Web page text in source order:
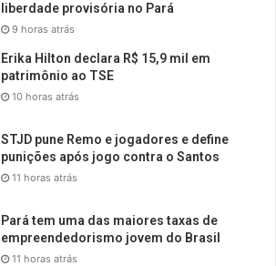
liberdade provisória no Pará
9 horas atrás
Erika Hilton declara R$ 15,9 mil em
patrimônio ao TSE
10 horas atrás
STJD pune Remo e jogadores e define
punições após jogo contra o Santos
11 horas atrás
Pará tem uma das maiores taxas de
empreendedorismo jovem do Brasil
11 horas atrás